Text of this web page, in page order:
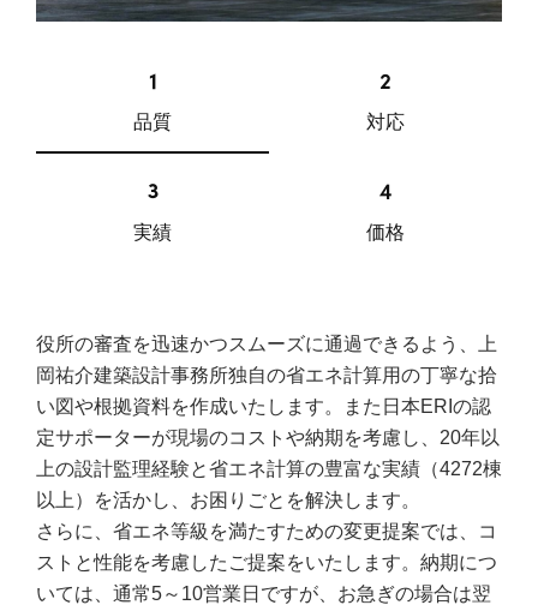
品質 対応
実績 価格
役所の審査を迅速かつスムーズに通過できるよう、上
岡祐介建築設計事務所独自の省エネ計算用の丁寧な拾
い図や根拠資料を作成いたします。また日本ERIの認
定サポーターが現場のコストや納期を考慮し、20年以
上の設計監理経験と省エネ計算の豊富な実績（4272棟
以上）を活かし、お困りごとを解決します。
さらに、省エネ等級を満たすための変更提案では、コ
ストと性能を考慮したご提案をいたします。納期につ
いては、通常5～10営業日ですが、お急ぎの場合は翌